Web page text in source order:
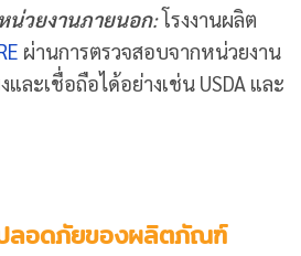
น่วยงานภายนอก:โรงงานผลิต
ผ่านการตรวจสอบจากหน่วยงาน
ละเชื่อถือได้อย่างเช่น USDA และ
ลอดภัยของผลิตภัณฑ์